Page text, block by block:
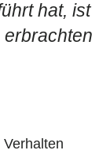
hat, ist